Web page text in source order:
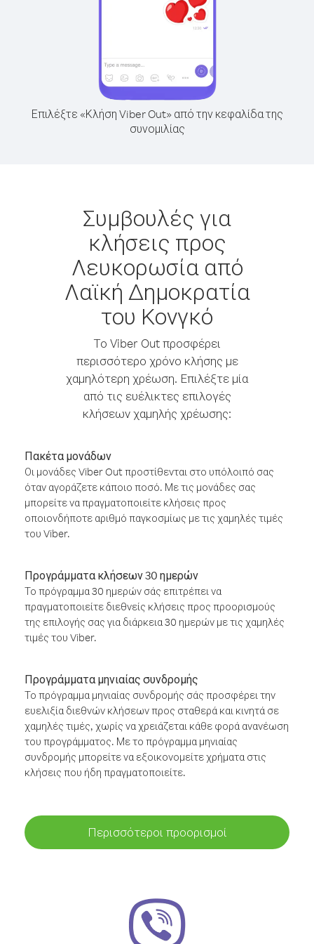
Επιλέξτε «Κλήση Viber Out» από την κεφαλίδα της
συνομιλίας
Συμβουλές για
κλήσεις προς
Λευκορωσία από
Λαϊκή Δημοκρατία
του Κονγκό
Το Viber Out προσφέρει
περισσότερο χρόνο κλήσης με
χαμηλότερη χρέωση. Επιλέξτε μία
από τις ευέλικτες επιλογές
κλήσεων χαμηλής χρέωσης:
Πακέτα μονάδων
Οι μονάδες Viber Out προστίθενται στο υπόλοιπό σας
όταν αγοράζετε κάποιο ποσό. Με τις μονάδες σας
μπορείτε να πραγματοποιείτε κλήσεις προς
οποιονδήποτε αριθμό παγκοσμίως με τις χαμηλές τιμές
του Viber.
Προγράμματα κλήσεων 30 ημερών
Το πρόγραμμα 30 ημερών σάς επιτρέπει να
πραγματοποιείτε διεθνείς κλήσεις προς προορισμούς
της επιλογής σας για διάρκεια 30 ημερών με τις χαμηλές
τιμές του Viber.
Προγράμματα μηνιαίας συνδρομής
Το πρόγραμμα μηνιαίας συνδρομής σάς προσφέρει την
ευελιξία διεθνών κλήσεων προς σταθερά και κινητά σε
χαμηλές τιμές, χωρίς να χρειάζεται κάθε φορά ανανέωση
του προγράμματος. Με το πρόγραμμα μηνιαίας
συνδρομής μπορείτε να εξοικονομείτε χρήματα στις
κλήσεις που ήδη πραγματοποιείτε.
Περισσότεροι προορισμοί